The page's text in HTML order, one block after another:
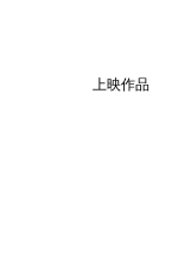
上映作品